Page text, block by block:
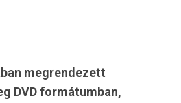
megrendezett
DVD formátumban,